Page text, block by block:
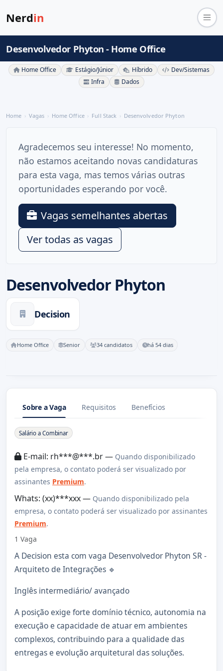
Nerdin
Desenvolvedor Phyton - Home Office
Home Office Estágio/Júnior Híbrido
Dev/Sistemas
Infra
Dados
Home Vagas Home Office Full Stack Desenvolvedor Phyton
Desenvolvedor Phyton
Decision
Home Office Senior 34 candidatos há 54 dias
Agradecemos seu interesse! No momento,
não estamos aceitando novas candidaturas
para esta vaga, mas temos várias outras
oportunidades esperando por você.
Vagas semelhantes abertas
Ver todas as vagas
Sobre a Vaga Requisitos Benefícios
Sobre a Vaga
Salário a Combinar
E-mail: rh***@***.br — Quando disponibilizado
pela empresa, o contato poderá ser visualizado por
assinantes Premium.
Whats: (xx)***xxx — Quando disponibilizado pela
empresa, o contato poderá ser visualizado por assinantes
Premium.
1 Vaga
A Decision esta com vaga Desenvolvedor Phyton SR -
Arquiteto de Integrações 🔹
Inglês intermediário/ avançado
A posição exige forte domínio técnico, autonomia na
execução e capacidade de atuar em ambientes
complexos, contribuindo para a qualidade das
entregas e evolução arquitetural das soluções.